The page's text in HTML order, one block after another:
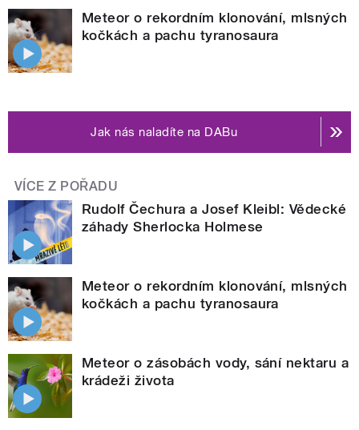
Meteor o rekordním klonování, mlsných
kočkách a pachu tyranosaura
Jak nás naladíte na DABu
VÍCE Z POŘADU
Rudolf Čechura a Josef Kleibl: Vědecké
záhady Sherlocka Holmese
Meteor o rekordním klonování, mlsných
kočkách a pachu tyranosaura
Meteor o zásobách vody, sání nektaru a
krádeži života